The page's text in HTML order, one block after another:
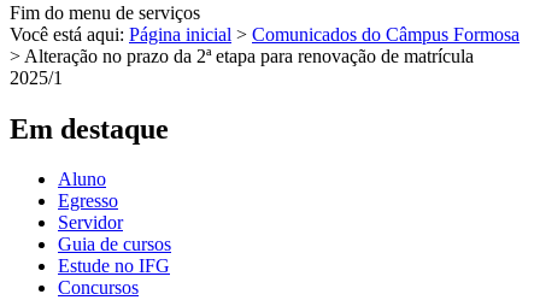
Fim do menu de serviços
Você está aqui: Página inicial > Comunicados do Câmpus Formosa
> Alteração no prazo da 2ª etapa para renovação de matrícula
2025/1
Em destaque
Aluno
Egresso
Servidor
Guia de cursos
Estude no IFG
Concursos